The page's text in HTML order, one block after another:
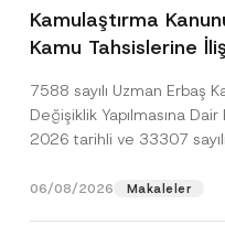
Kamulaştırma
Kamu Tahsislerine
7588 sayılı Uzman Erbaş
Değişiklik Yapılmasına
2026 tarihli ve 33307
06/08/2026 Makaleler